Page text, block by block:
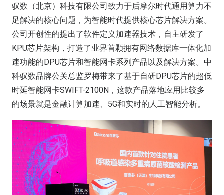
驭数（北京）科技有限公司致力于后摩尔时代通用算力不
足解决的核心问题，为智能时代提供核心芯片解决方案。
公司开创性的提出了软件定义加速器技术，自主研发了
KPU芯片架构，打造了业界首颗拥有网络数据库一体化加
速功能的DPU芯片和智能网卡系列产品以及解决方案。中
科驭数品牌公关总监罗梅带来了基于自研DPU芯片的超低
时延智能网卡SWIFT-2100N，这款产品落地应用比较多
的场景就是金融计算加速、5G和实时的人工智能分析。